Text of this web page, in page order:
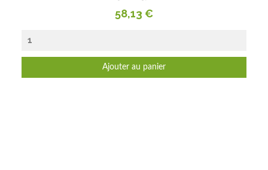
Prix
58,13 €
Ajouter au panier